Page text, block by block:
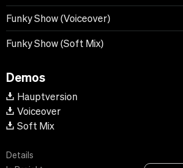
Funky Show (Voiceover)
Funky Show (Soft Mix)
Demos
Hauptversion
Voiceover
Soft Mix
Details